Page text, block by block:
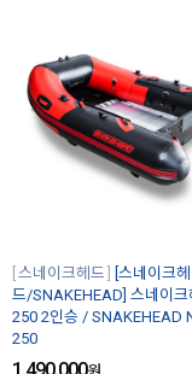
스네이크헤드
[스네이크헤
드/SNAKEHEAD] 스네이크
250 2인승 / SNAKEHEAD
250